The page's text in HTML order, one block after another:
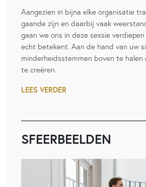
Aangezien in bijna elke organisatie
gaande zijn en daarbij vaak
gaan we ons in deze sessie
echt betekent. Aan de hand van uw
minderheidsstemmen boven te halen
te creëren.
LEES VERDER
SFEERBEELDEN